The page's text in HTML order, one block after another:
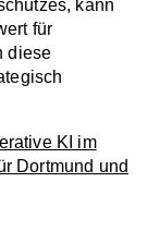
kann
für
diese
KI im
Dortmund und